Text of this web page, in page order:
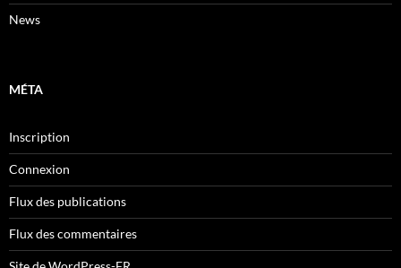
News
MÉTA
Inscription
Connexion
Flux des publications
Flux des commentaires